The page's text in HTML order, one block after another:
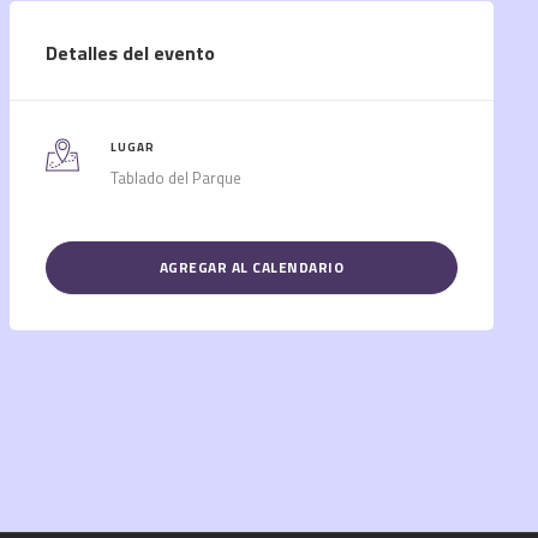
Detalles del evento
LUGAR
Tablado del Parque
AGREGAR AL CALENDARIO